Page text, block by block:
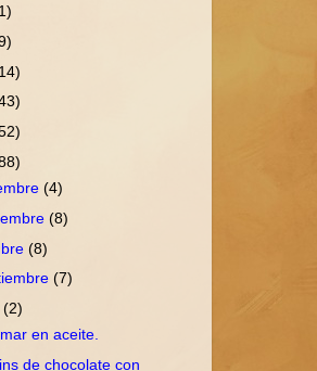
(4)
(8)
(8)
(7)
(2)
en aceite.
de chocolate con